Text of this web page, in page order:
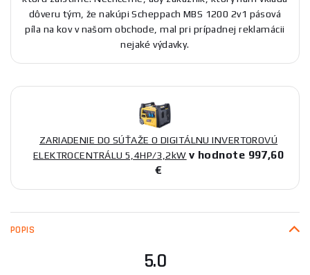
dôveru tým, že nakúpi Scheppach MBS 1200 2v1 pásová
píla na kov v našom obchode, mal pri prípadnej reklamácii
nejaké výdavky.
ZARIADENIE DO SÚŤAŽE O DIGITÁLNU INVERTOROVÚ
ELEKTROCENTRÁLU 5,4HP/3,2kW v hodnote 997,60
€
POPIS
5.0